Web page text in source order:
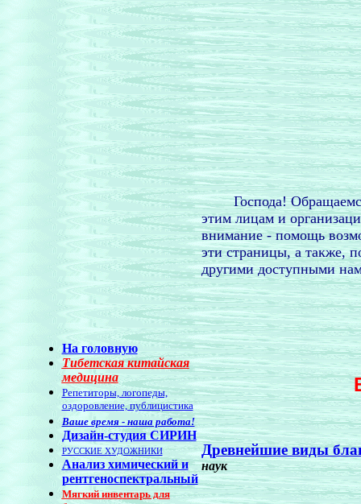
На головную
Тибетская китайская
медицина
Репетиторы, логопеды,
оздоровление, публицистика
Ваше время - наша работа!
Дизайн-студия СИРИН
РУССКИЕ ХУДОЖНИКИ
Анализ химический и
рентгеноспектральный
Мягкий инвентарь для
Господа! Обращаемся
этим лицам и
внимание - помощь
эти страницы, а также,
другими доступными
Древнейшие виды
наук